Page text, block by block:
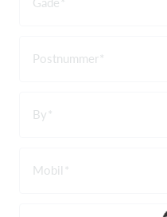
Postnummer
By
Mobil